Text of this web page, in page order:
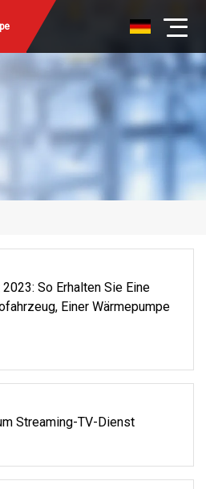
So Erhalten Sie Eine
Einer Wärmepumpe
Streaming-TV-Dienst